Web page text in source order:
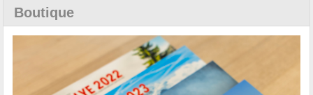
Boutique